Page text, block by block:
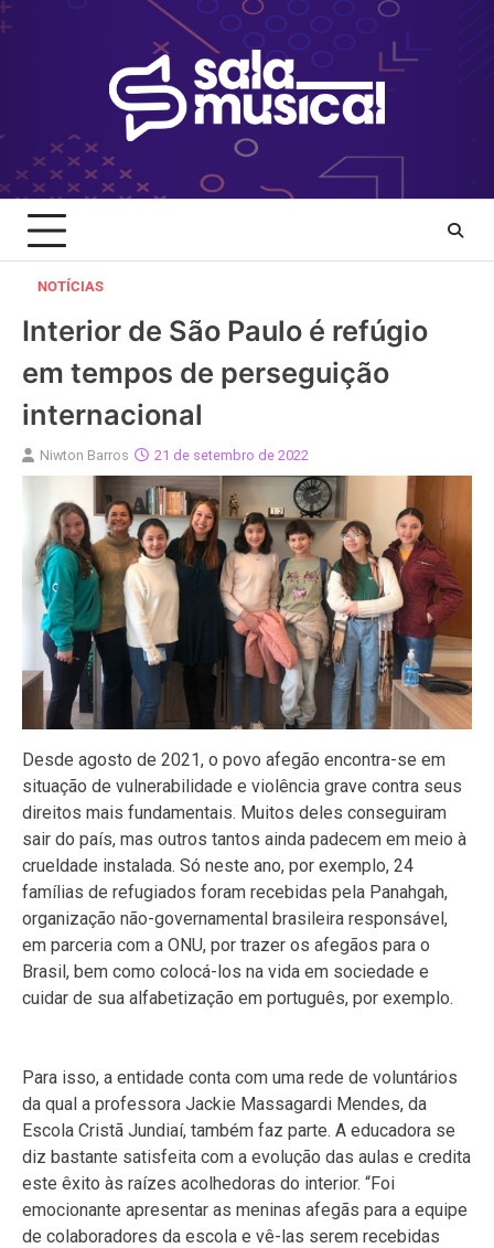
Skip
to
NOTÍCIAS
Interior de São Paulo é refúgio
em tempos de perseguição
internacional
Niwton Barros 21 de setembro de 2022
Desde agosto de 2021, o povo afegão encontra-se em
situação de vulnerabilidade e violência grave contra seus
direitos mais fundamentais. Muitos deles conseguiram
sair do país, mas outros tantos ainda padecem em meio à
crueldade instalada. Só neste ano, por exemplo, 24
famílias de refugiados foram recebidas pela Panahgah,
organização não-governamental brasileira responsável,
em parceria com a ONU, por trazer os afegãos para o
Brasil, bem como colocá-los na vida em sociedade e
cuidar de sua alfabetização em português, por exemplo.
Para isso, a entidade conta com uma rede de voluntários
da qual a professora Jackie Massagardi Mendes, da
Escola Cristã Jundiaí, também faz parte. A educadora se
diz bastante satisfeita com a evolução das aulas e credita
este êxito às raízes acolhedoras do interior. “Foi
emocionante apresentar as meninas afegãs para a equipe
de colaboradores da escola e vê-las serem recebidas